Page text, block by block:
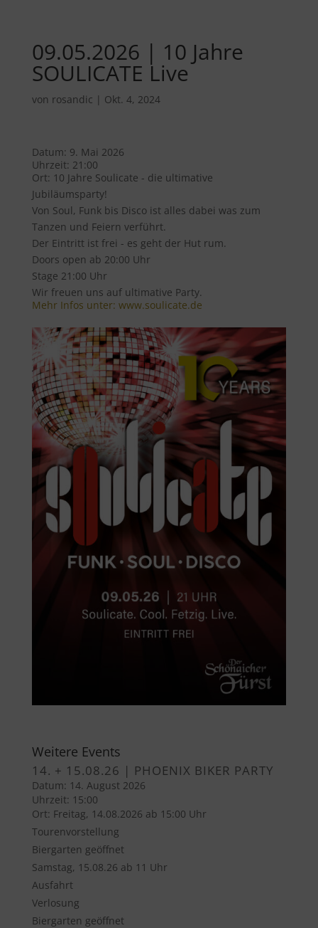
09.05.2026 | 10 Jahre
SOULICATE Live
von rosandic | Okt. 4, 2024
Datum: 9. Mai 2026
Uhrzeit: 21:00
Ort: 10 Jahre Soulicate - die ultimative
Jubiläumsparty!
Von Soul, Funk bis Disco ist alles dabei was zum
Tanzen und Feiern verführt.
Der Eintritt ist frei - es geht der Hut rum.
Doors open ab 20:00 Uhr
Stage 21:00 Uhr
Wir freuen uns auf ultimative Party.
Mehr Infos unter: www.soulicate.de
Weitere Events
14. + 15.08.26 | PHOENIX BIKER PARTY
Datum: 14. August 2026
Uhrzeit: 15:00
Ort: Freitag, 14.08.2026 ab 15:00 Uhr
Tourenvorstellung
Biergarten geöffnet
Samstag, 15.08.26 ab 11 Uhr
Ausfahrt
Verlosung
Biergarten geöffnet